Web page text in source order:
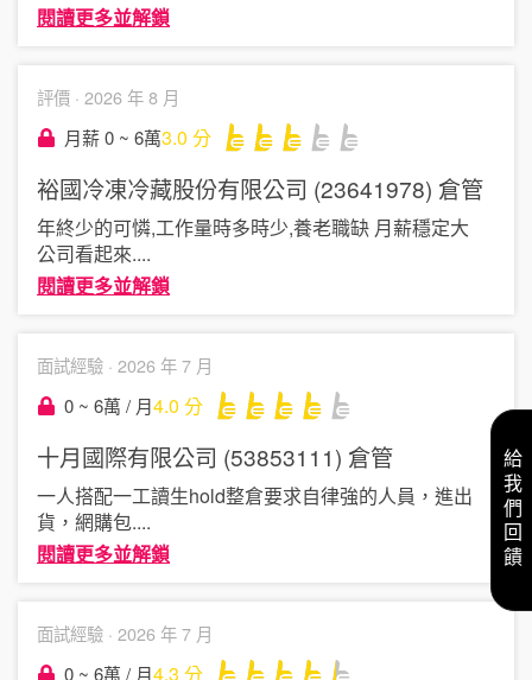
閱讀更多並解鎖
評價 · 2026 年 8 月
月薪 0 ~ 6萬3.0 分
裕國冷凍冷藏股份有限公司 (23641978) 倉管
年終少的可憐,工作量時多時少,養老職缺 月薪穩定大
公司看起來....
閱讀更多並解鎖
面試經驗 · 2026 年 7 月
0 ~ 6萬 / 月4.0 分
十月國際有限公司 (53853111) 倉管
一人搭配一工讀生hold整倉要求自律強的人員，進出
貨，網購包....
閱讀更多並解鎖
面試經驗 · 2026 年 7 月
0 ~ 6萬 / 月4.3 分
給我們回饋